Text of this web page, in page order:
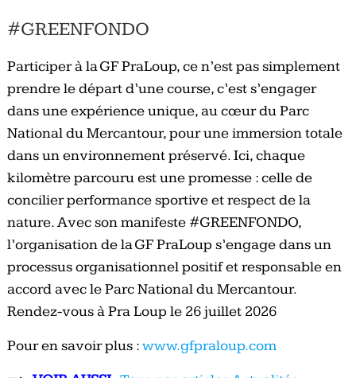
#GREENFONDO
Participer à la GF PraLoup, ce n’est pas simplement
prendre le départ d’une course, c’est s’engager
dans une expérience unique, au cœur du Parc
National du Mercantour, pour une immersion totale
dans un environnement préservé. Ici, chaque
kilomètre parcouru est une promesse : celle de
concilier performance sportive et respect de la
nature. Avec son manifeste #GREENFONDO,
l’organisation de la GF PraLoup s’engage dans un
processus organisationnel positif et responsable en
accord avec le Parc National du Mercantour.
Rendez-vous à Pra Loup le 26 juillet 2026
Pour en savoir plus :www.gfpraloup.com